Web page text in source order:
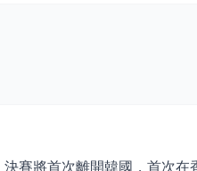
賽將首次離開韓國，首次在